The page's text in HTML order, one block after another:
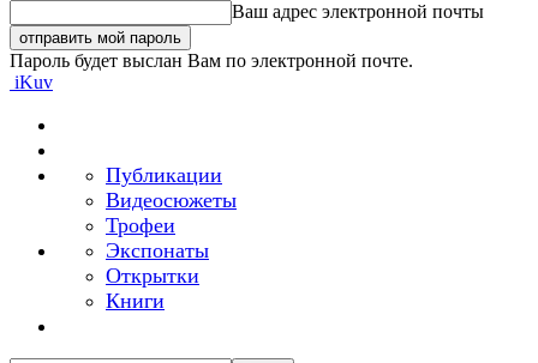
Ваш адрес электронной почты
Пароль будет выслан Вам по электронной почте.
iKuv
Публикации
Видеосюжеты
Трофеи
Экспонаты
Открытки
Книги